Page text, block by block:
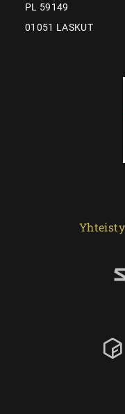
PL 59149
01051 LASKUT